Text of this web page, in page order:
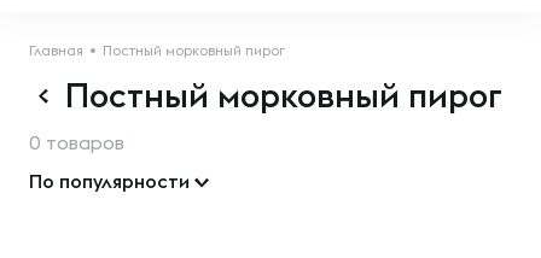
Главная Постный морковный пирог
Постный морковный пирог
0 товаров
По популярности